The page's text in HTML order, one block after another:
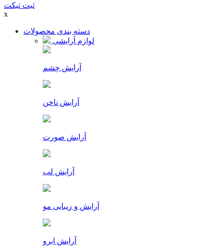
ثبت تیکت
x
دسته بندی محصولات
لوازم آرایشی
آرایش چشم
آرایش ناخن
آرایش صورت
آرایش لب
آرایش و زیبایی مو
آرایش ابرو